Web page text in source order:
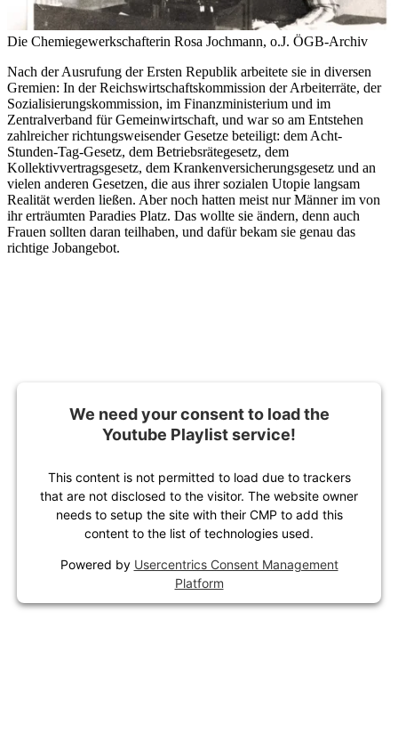
Die Chemiegewerkschafterin Rosa Jochmann, o.J. ÖGB-Archiv
Nach der Ausrufung der Ersten Republik arbeitete sie in diversen
Gremien: In der Reichswirtschaftskommission der Arbeiterräte, der
Sozialisierungskommission, im Finanzministerium und im
Zentralverband für Gemeinwirtschaft, und war so am Entstehen
zahlreicher richtungsweisender Gesetze beteiligt: dem Acht-
Stunden-Tag-Gesetz, dem Betriebsrätegesetz, dem
Kollektivvertragsgesetz, dem Krankenversicherungsgesetz und an
vielen anderen Gesetzen, die aus ihrer sozialen Utopie langsam
Realität werden ließen. Aber noch hatten meist nur Männer im von
ihr erträumten Paradies Platz. Das wollte sie ändern, denn auch
Frauen sollten daran teilhaben, und dafür bekam sie genau das
richtige Jobangebot.
We need your consent to load the
Youtube Playlist service!
This content is not permitted to load due to trackers
that are not disclosed to the visitor. The website owner
needs to setup the site with their CMP to add this
content to the list of technologies used.
Powered by Usercentrics Consent Management
Platform